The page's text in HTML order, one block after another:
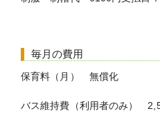
毎月の費用
保育料（月） 無償化
バス維持費（利用者のみ）